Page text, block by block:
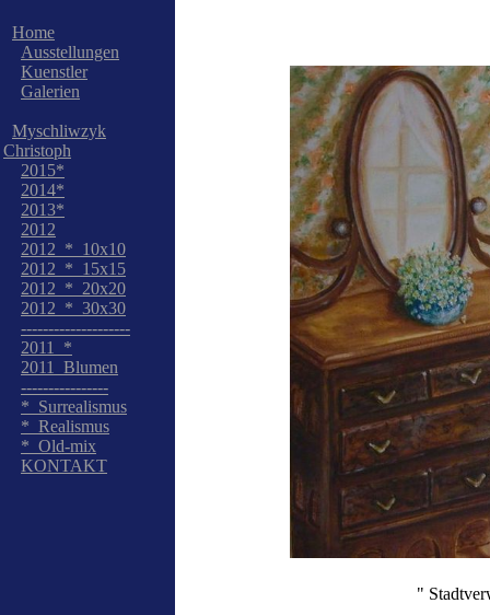
Home
Ausstellungen
Kuenstler
Galerien
Myschliwzyk
Christoph
2015*
2014*
2013*
2012
2012_*_10x10
2012_*_15x15
2012_*_20x20
2012_*_30x30
--------------------
2011_*
2011_Blumen
----------------
*_Surrealismus
*_Realismus
*_Old-mix
KONTAKT
"